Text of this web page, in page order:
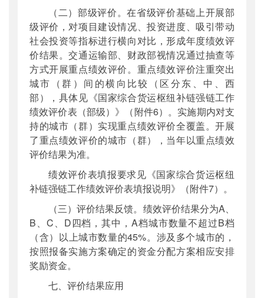
（二）部级评价。在省级评价基础上开展部
级评价，对项目建设情况、投资进度、吸引带动
社会投资等指标进行横向对比，形成年度绩效评
价结果。交通运输部、财政部视情况通过抽查等
方式开展重点绩效评价。重点绩效评价注重突出
城市（群）间的横向比较（区分东、中、西
部），具体见《国家综合货运枢纽补链强链工作
绩效评价表（部级）》（附件6）。实施期内对支
持的城市（群）实现重点绩效评价全覆盖。开展
了重点绩效评价的城市（群），当年以重点绩效
评价结果为准。
绩效评价表填报要求见《国家综合货运枢纽
补链强链工作绩效评价表填报说明》（附件7）。
（三）评价结果反馈。绩效评价结果分为A、
B、C、D四档，其中，A档城市数量不超过B档
（含）以上城市数量的45%。涉及多个城市的，
按照报备实施方案确定的资金分配方案相应安排
奖励资金。
七、评价结果应用